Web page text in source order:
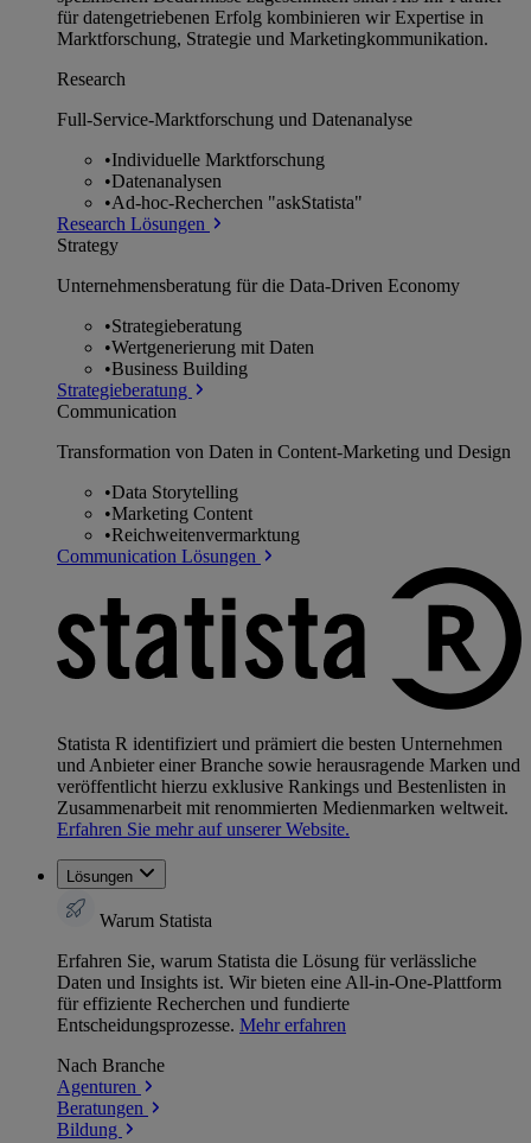
für datengetriebenen Erfolg kombinieren wir Expertise in
Marktforschung, Strategie und Marketingkommunikation.
Research
Full-Service-Marktforschung und Datenanalyse
•Individuelle Marktforschung
•Datenanalysen
•Ad-hoc-Recherchen "askStatista"
Research Lösungen
Strategy
Unternehmens­beratung für die Data-Driven Economy
•Strategieberatung
•Wertgenerierung mit Daten
•Business Building
Strategieberatung
Communication
Transformation von Daten in Content-Marketing und Design
•Data Storytelling
•Marketing Content
•Reichweitenvermarktung
Communication Lösungen
Statista R identifiziert und prämiert die besten Unternehmen
und Anbieter einer Branche sowie herausragende Marken und
veröffentlicht hierzu exklusive Rankings und Bestenlisten in
Zusammenarbeit mit renommierten Medienmarken weltweit.
Erfahren Sie mehr auf unserer Website.
Lösungen
Warum Statista
Erfahren Sie, warum Statista die Lösung für verlässliche
Daten und Insights ist. Wir bieten eine All-in-One-Plattform
für effiziente Recherchen und fundierte
Entscheidungsprozesse. Mehr erfahren
Nach Branche
Agenturen
Beratungen
Bildung